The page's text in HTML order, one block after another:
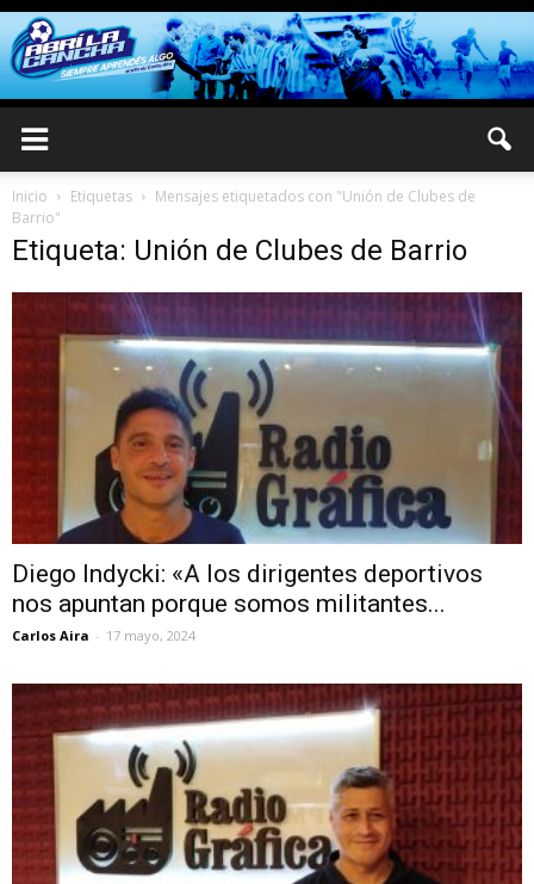
Inicio Etiquetas
Mensajes etiquetados con "Unión de Clubes de
Barrio"
Etiqueta: Unión de Clubes de Barrio
Diego Indycki: «A los dirigentes deportivos
nos apuntan porque somos militantes...
Carlos Aira - 17 mayo, 2024